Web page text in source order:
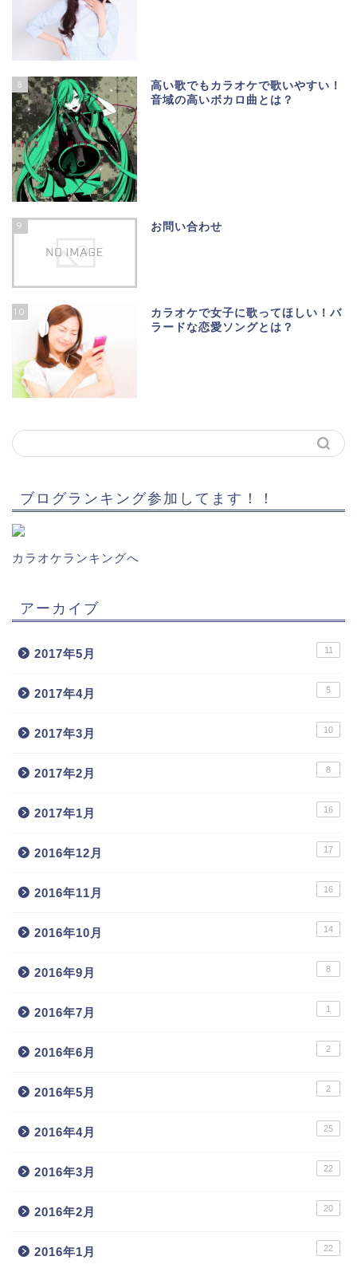
8
高い歌でもカラオケで歌いやすい！
音域の高いボカロ曲とは？
9 お問い合わせ
10
カラオケで女子に歌ってほしい！バ
ラードな恋愛ソングとは？
ブログランキング参加してます！！
カラオケランキングへ
アーカイブ
2017年5月 11
2017年4月 5
2017年3月 10
2017年2月 8
2017年1月 16
2016年12月 17
2016年11月 16
2016年10月 14
2016年9月 8
2016年7月 1
2016年6月 2
2016年5月 2
2016年4月 25
2016年3月 22
2016年2月 20
2016年1月 22